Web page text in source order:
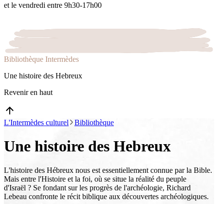
et le vendredi entre 9h30-17h00
Bibliothèque Intermèdes
Une histoire des Hebreux
Revenir en haut
L'Intermèdes culturel Bibliothèque
Une histoire des Hebreux
L'histoire des Hébreux nous est essentiellement connue par la Bible.
Mais entre l'Histoire et la foi, où se situe la réalité du peuple
d'Israël ? Se fondant sur les progrès de l'archéologie, Richard
Lebeau confronte le récit biblique aux découvertes archéologiques.